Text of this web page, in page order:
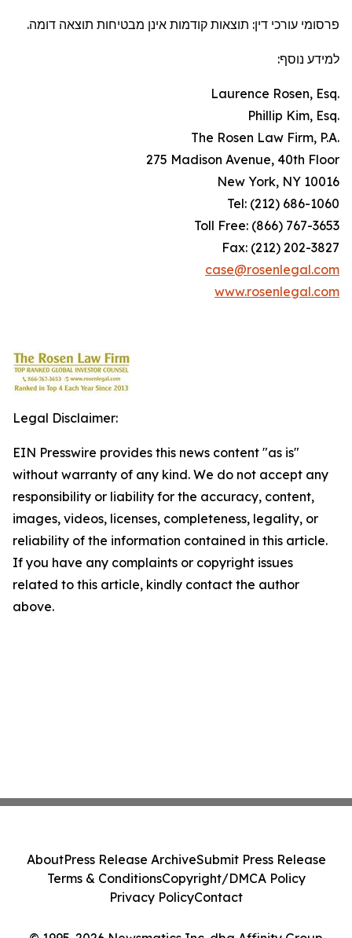
פרסומי עורכי דין: תוצאות קודמות אינן מבטיחות תוצאה דומה.
למידע נוסף:
Laurence Rosen, Esq.
Phillip Kim, Esq.
The Rosen Law Firm, P.A.
275 Madison Avenue, 40th Floor
New York, NY 10016
Tel: (212) 686-1060
Toll Free: (866) 767-3653
Fax: (212) 202-3827
case@rosenlegal.com
www.rosenlegal.com
Legal Disclaimer:
EIN Presswire provides this news content "as is"
without warranty of any kind. We do not accept any
responsibility or liability for the accuracy, content,
images, videos, licenses, completeness, legality, or
reliability of the information contained in this article.
If you have any complaints or copyright issues
related to this article, kindly contact the author
above.
AboutPress Release ArchiveSubmit Press Release
Terms & ConditionsCopyright/DMCA Policy
Privacy PolicyContact